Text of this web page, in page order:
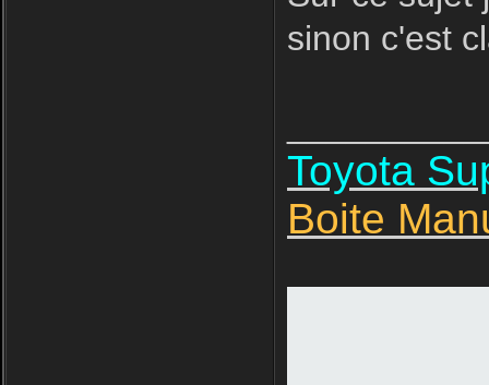
sinon c'est
Toyota
Boite